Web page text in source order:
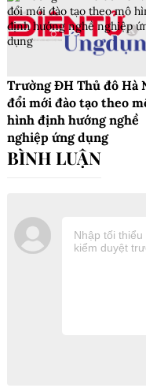
Trường ĐH Thủ đô Hà
đổi mới đào tạo theo
hình định hướng nghề
nghiệp ứng dụng